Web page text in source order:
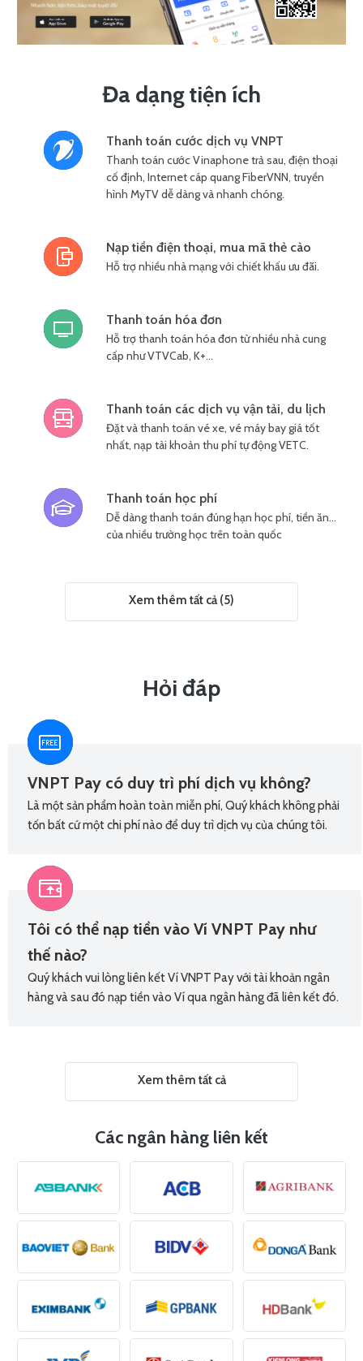
Đa dạng tiện ích
Thanh toán cước dịch vụ VNPT
Thanh toán cước Vinaphone trả sau, điện thoại
cố định, Internet cáp quang FiberVNN, truyền
hình MyTV dễ dàng và nhanh chóng.
Nạp tiền điện thoại, mua mã thẻ cào
Hỗ trợ nhiều nhà mạng với chiết khấu ưu đãi.
Thanh toán hóa đơn
Hỗ trợ thanh toán hóa đơn từ nhiều nhà cung
cấp như VTVCab, K+…
Thanh toán các dịch vụ vận tải, du lịch
Đặt và thanh toán vé xe, vé máy bay giá tốt
nhất, nạp tài khoản thu phí tự động VETC.
Thanh toán học phí
Dễ dàng thanh toán đúng hạn học phí, tiền ăn…
của nhiều trường học trên toàn quốc
Xem thêm tất cả (5)
Hỏi đáp
VNPT Pay có duy trì phí dịch vụ không?
Là một sản phẩm hoàn toàn miễn phí, Quý khách không phải
tốn bất cứ một chi phí nào để duy trì dịch vụ của chúng tôi.
Tôi có thể nạp tiền vào Ví VNPT Pay như
thế nào?
Quý khách vui lòng liên kết Ví VNPT Pay với tài khoản ngân
hàng và sau đó nạp tiền vào Ví qua ngân hàng đã liên kết đó.
Xem thêm tất cả
Các ngân hàng liên kết